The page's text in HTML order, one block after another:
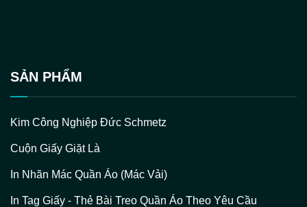
SẢN PHẨM
Kim Công Nghiệp Đức Schmetz
Cuộn Giấy Giặt Là
In Nhãn Mác Quần Áo (Mác Vải)
In Tag Giấy - Thẻ Bài Treo Quần Áo Theo Yêu Cầu